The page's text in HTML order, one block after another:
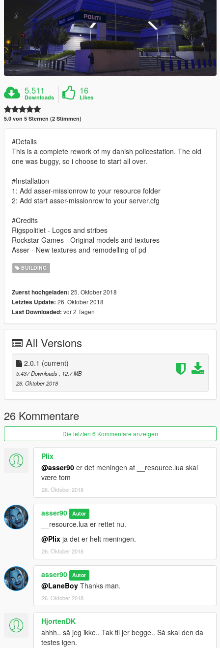
5.511
Downloads
16
Likes
5.0 von 5 Sternen (2 Stimmen)
#Details
This is a complete rework of my danish policestation. The old
one was buggy, so i choose to start all over.
#Installation
1: Add asser-missionrow to your resource folder
2: Add start asser-missionrow to your server.cfg
#Credits
Rigspolitiet - Logos and stribes
Rockstar Games - Original models and textures
Asser - New textures and remodelling of pd
BUILDING
Zuerst hochgeladen: 25. Oktober 2018
Letztes Update: 26. Oktober 2018
Last Downloaded: vor 2 Tagen
All Versions
2.0.1 (current)
5.437 Downloads, 12,7 MB
26. Oktober 2018
26 Kommentare
Die letzten 6 Kommentare anzeigen
Plix
@asser90 er det meningen at __resource.lua skal
være tom
26. Oktober 2018
asser90 Autor
__resource.lua er rettet nu.
@Plix ja det er helt meningen.
26. Oktober 2018
asser90 Autor
@LaneBoy Thanks man.
26. Oktober 2018
HjortenDK
ahhh.. så jeg ikke.. Tak til jer begge.. Så skal den da
testes igen.